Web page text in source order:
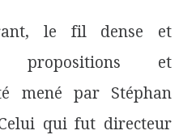
le fil dense et
propositions et
mené par Stéphan
qui fut directeur